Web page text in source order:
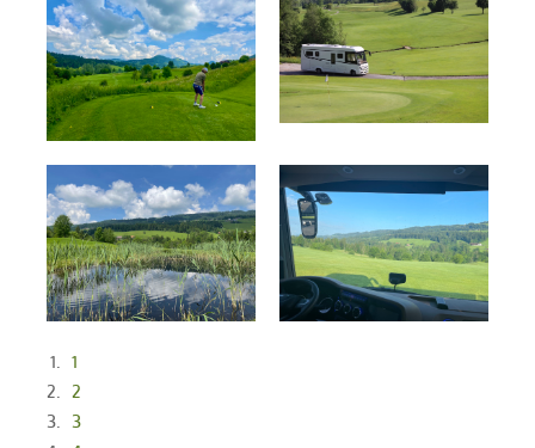
1
2
3